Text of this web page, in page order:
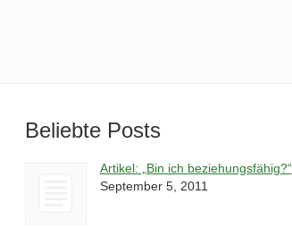
Beliebte Posts
Artikel: „Bin ich beziehungsfähig?“
September 5, 2011